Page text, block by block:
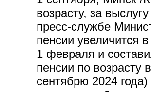
возрасту, за
пресс-службе
пенсии увеличится
1 февраля и
пенсии по возрасту
сентябрю 2024